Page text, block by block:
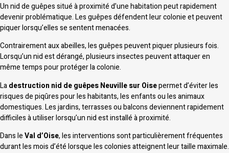
Un nid de guêpes situé à proximité d’une habitation peut rapidement
devenir problématique. Les guêpes défendent leur colonie et peuvent
piquer lorsqu’elles se sentent menacées.
Contrairement aux abeilles, les guêpes peuvent piquer plusieurs fois.
Lorsqu’un nid est dérangé, plusieurs insectes peuvent attaquer en
même temps pour protéger la colonie.
Ladestruction nid de guêpes Neuville sur Oisepermet d’éviter les
risques de piqûres pour les habitants, les enfants ou les animaux
domestiques. Les jardins, terrasses ou balcons deviennent rapidement
difficiles à utiliser lorsqu’un nid est installé à proximité.
Dans leVal d’Oise, les interventions sont particulièrement fréquentes
durant les mois d’été lorsque les colonies atteignent leur taille maximale.